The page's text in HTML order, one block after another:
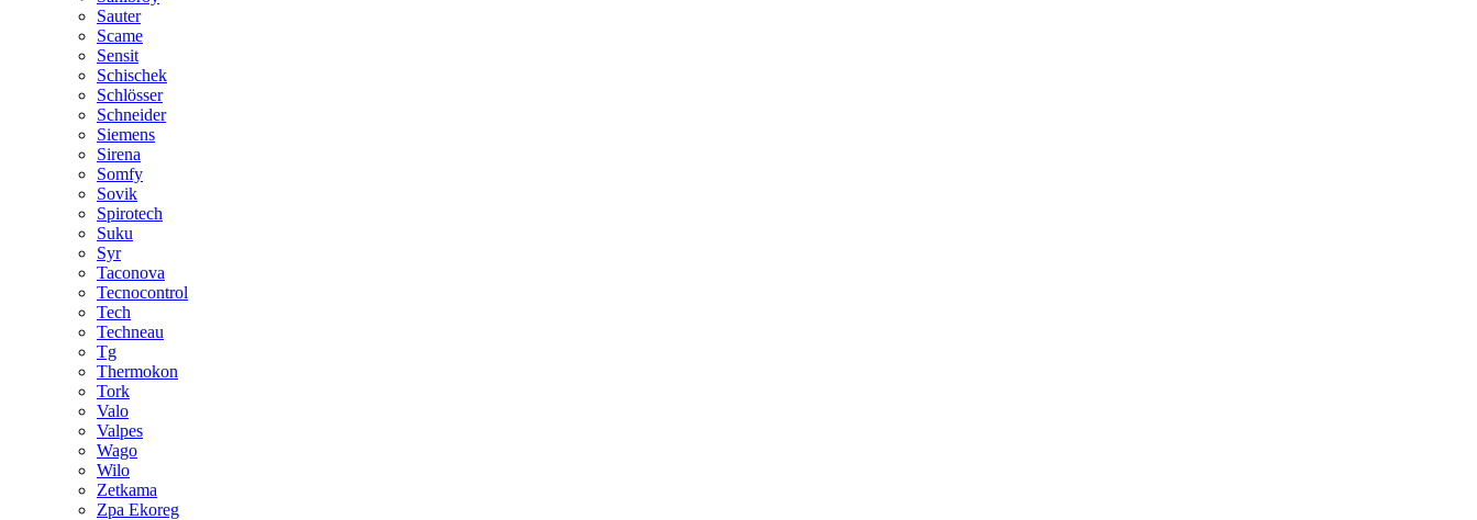
Sauter
Scame
Sensit
Schischek
Schlösser
Schneider
Siemens
Sirena
Somfy
Sovik
Spirotech
Suku
Syr
Taconova
Tecnocontrol
Tech
Techneau
Tg
Thermokon
Tork
Valo
Valpes
Wago
Wilo
Zetkama
Zpa Ekoreg